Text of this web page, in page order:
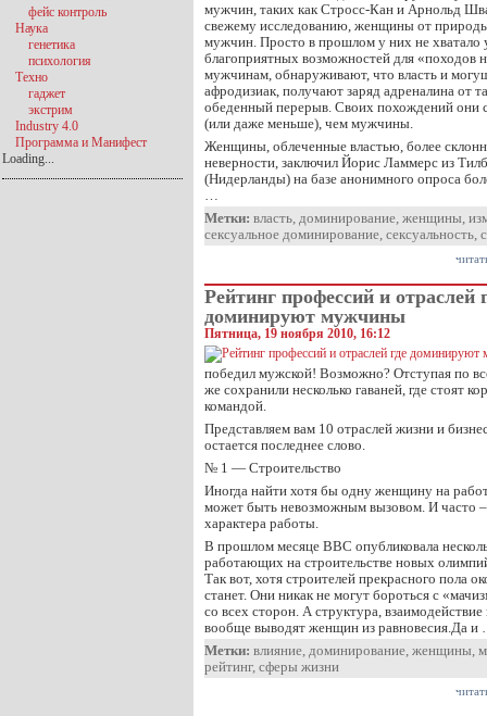
мужчин, таких как Стросс-Кан и Арнольд
свежему исследованию, женщины от
мужчин. Просто в прошлом у них не хватало
благоприятных возможностей для
мужчинам, обнаруживают, что власть и
афродизиак, получают заряд адреналина от
обеденный перерыв. Своих похождений они
(или даже меньше), чем мужчины.
Женщины, облеченные властью, более
неверности, заключил Йорис Ламмерс из
(Нидерланды) на базе анонимного опроса
…
Метки: власть, доминирование, женщины,
сексуальное доминирование, сексуальность,
Рейтинг профессий и отраслей
доминируют мужчины
Пятница, 19 ноября 2010, 16:12
победил мужской! Возможно? Отступая по
же сохранили несколько гаваней, где стоят
командой.
Представляем вам 10 отраслей жизни и
остается последнее слово.
№ 1 — Строительство
Иногда найти хотя бы одну женщину на
может быть невозможным вызовом. И часто –
характера работы.
В прошлом месяце BBC опубликовала
работающих на строительстве новых
Так вот, хотя строителей прекрасного пола
станет. Они никак не могут бороться с
со всех сторон. А структура,
вообще выводят женщин из равновесия.Да и
Метки: влияние, доминирование, женщины,
рейтинг, сферы жизни
фейс контроль
Наука
генетика
психология
Техно
гаджет
экстрим
Industry 4.0
Программа и Манифест
Loading...